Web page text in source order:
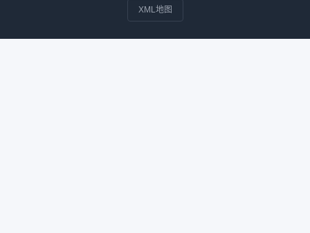
XML地图